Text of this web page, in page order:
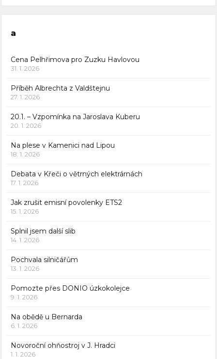
a
Cena Pelhřimova pro Zuzku Havlovou
31. 1. 2026
Příběh Albrechta z Valdštejnu
27. 1. 2026
20.1. – Vzpomínka na Jaroslava Kuberu
20. 1. 2026
Na plese v Kamenici nad Lipou
18. 1. 2026
Debata v Křeči o větrných elektrárnách
17. 1. 2026
Jak zrušit emisní povolenky ETS2
15. 1. 2026
Splnil jsem další slib
14. 1. 2026
Pochvala silničářům
13. 1. 2026
Pomozte přes DONIO úzkokolejce
9. 1. 2026
Na obědě u Bernarda
6. 1. 2026
Novoroční ohňostroj v J. Hradci
1. 1. 2026